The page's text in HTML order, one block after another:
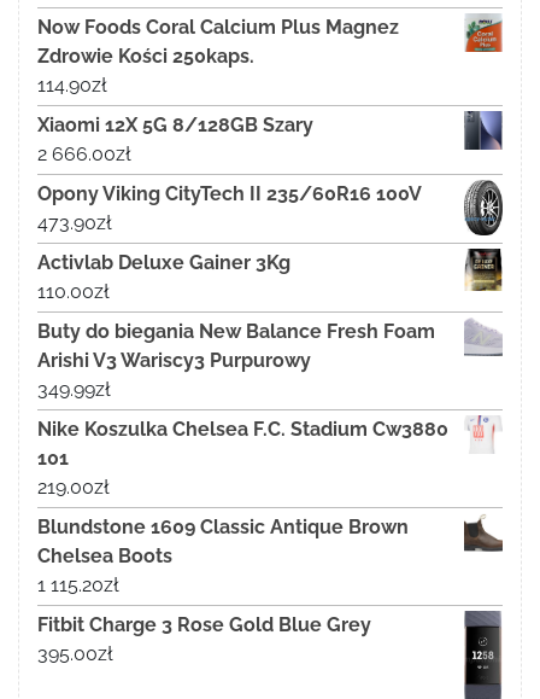
Now Foods Coral Calcium Plus Magnez
Zdrowie Kości 250kaps.
114.90zł
Xiaomi 12X 5G 8/128GB Szary
2 666.00zł
Opony Viking CityTech II 235/60R16 100V
473.90zł
Activlab Deluxe Gainer 3Kg
110.00zł
Buty do biegania New Balance Fresh Foam
Arishi V3 Wariscy3 Purpurowy
349.99zł
Nike Koszulka Chelsea F.C. Stadium Cw3880
101
219.00zł
Blundstone 1609 Classic Antique Brown
Chelsea Boots
1 115.20zł
Fitbit Charge 3 Rose Gold Blue Grey
395.00zł